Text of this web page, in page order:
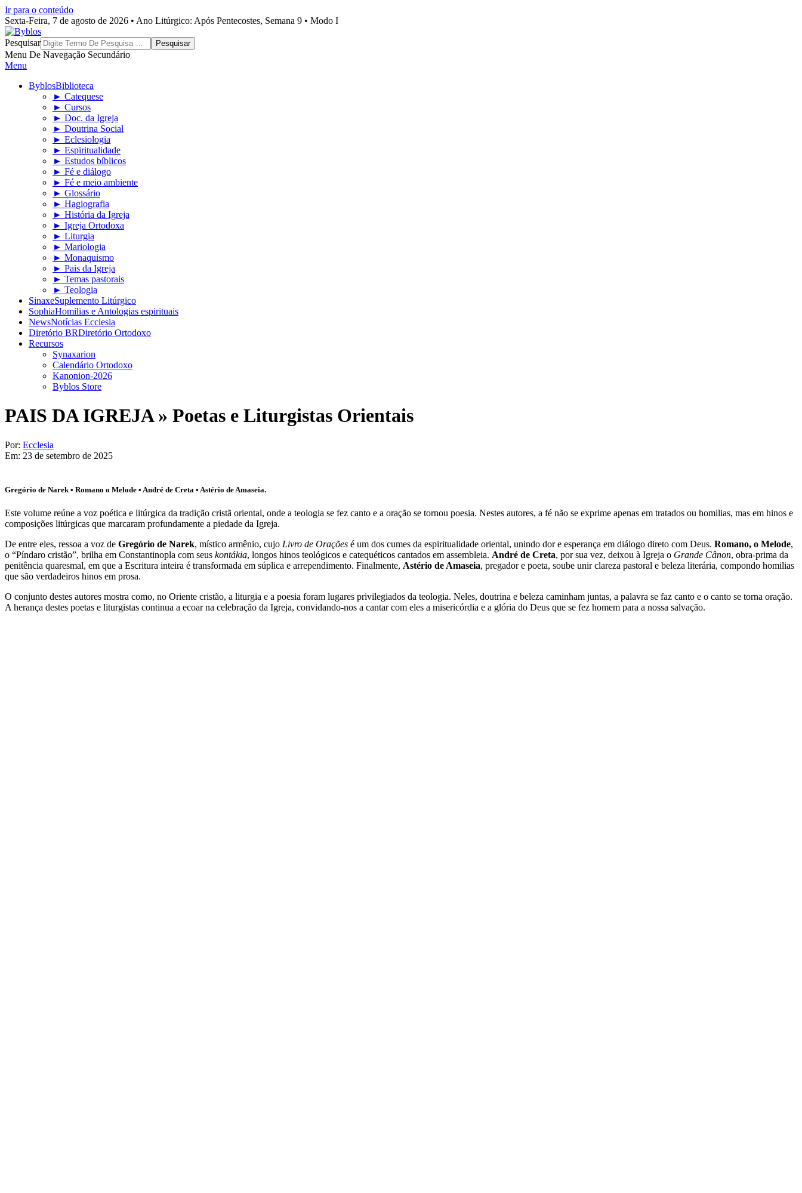
Ir para o conteúdo
Sexta-Feira, 7 de agosto de 2026 • Ano Litúrgico: Após Pentecostes, Semana 9 • Modo I
Byblos
Pesquisar
Menu De Navegação Secundário
Menu
ByblosBiblioteca
► Catequese
► Cursos
► Doc. da Igreja
► Doutrina Social
► Eclesiologia
► Espiritualidade
► Estudos bíblicos
► Fé e diálogo
► Fé e meio ambiente
► Glossário
► Hagiografia
► História da Igreja
► Igreja Ortodoxa
► Liturgia
► Mariologia
► Monaquismo
► Pais da Igreja
► Temas pastorais
► Teologia
SinaxeSuplemento Litúrgico
SophiaHomilias e Antologias espirituais
NewsNotícias Ecclesia
Diretório BRDiretório Ortodoxo
Recursos
Synaxarion
Calendário Ortodoxo
Kanonion-2026
Byblos Store
PAIS DA IGREJA » Poetas e Liturgistas Orientais
Por: Ecclesia
Em: 23 de setembro de 2025
Gregório de Narek • Romano o Melode • André de Creta • Astério de Amaseia.
Este volume reúne a voz poética e litúrgica da tradição cristã oriental, onde a teologia se fez canto e a oração se tornou poesia. Nestes autores, a fé não se exprime apenas em tratados ou homilias, mas em hinos e
composições litúrgicas que marcaram profundamente a piedade da Igreja.
De entre eles, ressoa a voz de Gregório de Narek, místico armênio, cujo Livro de Orações é um dos cumes da espiritualidade oriental, unindo dor e esperança em diálogo direto com Deus. Romano, o Melode,
o “Píndaro cristão”, brilha em Constantinopla com seus kontákia, longos hinos teológicos e catequéticos cantados em assembleia. André de Creta, por sua vez, deixou à Igreja o Grande Cânon, obra-prima da
penitência quaresmal, em que a Escritura inteira é transformada em súplica e arrependimento. Finalmente, Astério de Amaseia, pregador e poeta, soube unir clareza pastoral e beleza literária, compondo homilias
que são verdadeiros hinos em prosa.
O conjunto destes autores mostra como, no Oriente cristão, a liturgia e a poesia foram lugares privilegiados da teologia. Neles, doutrina e beleza caminham juntas, a palavra se faz canto e o canto se torna oração.
A herança destes poetas e liturgistas continua a ecoar na celebração da Igreja, convidando-nos a cantar com eles a misericórdia e a glória do Deus que se fez homem para a nossa salvação.